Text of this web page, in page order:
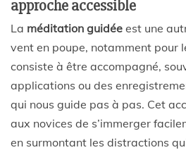
approche accessible
La méditation guidée est une
vent en poupe, notamment pour
consiste à être accompagné,
applications ou des
qui nous guide pas à pas. Cet
aux novices de s’immerger
en surmontant les distractions